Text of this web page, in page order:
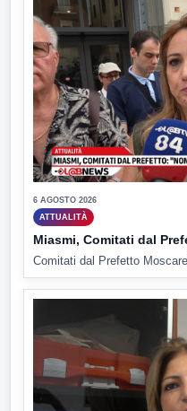
6 AGOSTO 2026
ATTUALITÀ
Miasmi, Comitati dal
Comitati dal Prefetto